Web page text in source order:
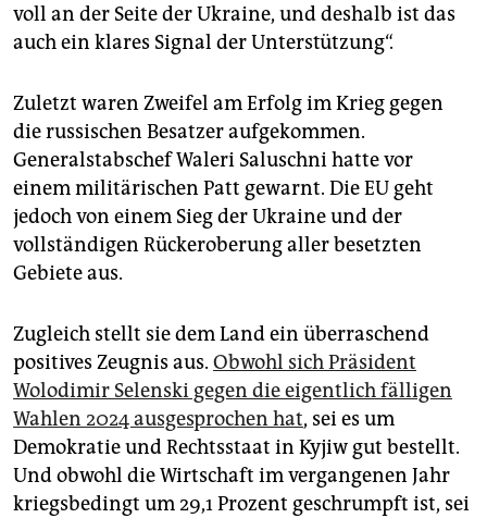
voll an der Seite der Ukraine, und deshalb ist das
auch ein klares Signal der Unterstützung“.
Zuletzt waren Zweifel am Erfolg im Krieg gegen
die russischen Besatzer aufgekommen.
Generalstabschef Waleri Saluschni hatte vor
einem militärischen Patt gewarnt. Die EU geht
jedoch von einem Sieg der Ukraine und der
vollständigen Rückeroberung aller besetzten
Gebiete aus.
Zugleich stellt sie dem Land ein überraschend
positives Zeugnis aus. Obwohl sich Präsident
Wolodimir Selenski gegen die eigentlich fälligen
Wahlen 2024 ausgesprochen hat, sei es um
Demokratie und Rechtsstaat in Kyjiw gut bestellt.
Und obwohl die Wirtschaft im vergangenen Jahr
kriegsbedingt um 29,1 Prozent geschrumpft ist, sei